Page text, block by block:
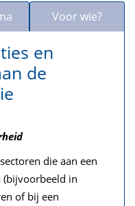
Voor wie?
en
de
die aan een
in
of bij een